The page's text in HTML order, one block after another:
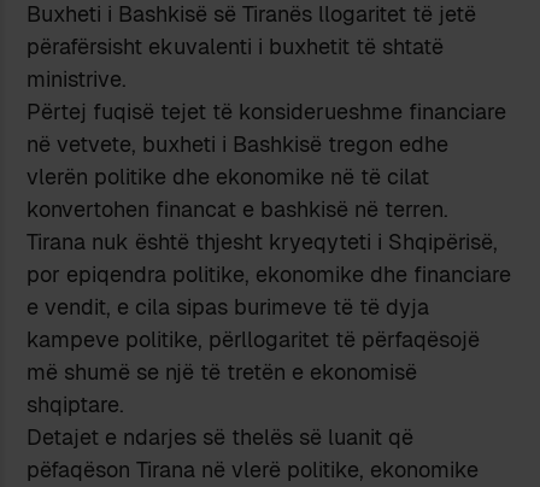
Buxheti i Bashkisë së Tiranës llogaritet të jetë
përafërsisht ekuvalenti i buxhetit të shtatë
ministrive.
Përtej fuqisë tejet të konsiderueshme financiare
në vetvete, buxheti i Bashkisë tregon edhe
vlerën politike dhe ekonomike në të cilat
konvertohen financat e bashkisë në terren.
Tirana nuk është thjesht kryeqyteti i Shqipërisë,
por epiqendra politike, ekonomike dhe financiare
e vendit, e cila sipas burimeve të të dyja
kampeve politike, përllogaritet të përfaqësojë
më shumë se një të tretën e ekonomisë
shqiptare.
Detajet e ndarjes së thelës së luanit që
pëfaqëson Tirana në vlerë politike, ekonomike